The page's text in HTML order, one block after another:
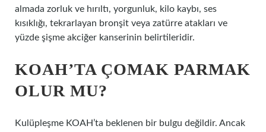
almada zorluk ve hırıltı, yorgunluk, kilo kaybı, ses
kısıklığı, tekrarlayan bronşit veya zatürre atakları ve
yüzde şişme akciğer kanserinin belirtileridir.
KOAH’TA ÇOMAK PARMAK
OLUR MU?
Kulüpleşme KOAH’ta beklenen bir bulgu değildir. Ancak